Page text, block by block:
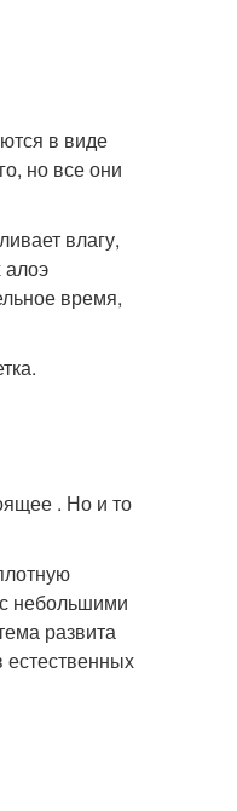
в виде
но все они
влагу,
алоэ
время,
. Но и то
небольшими
развита